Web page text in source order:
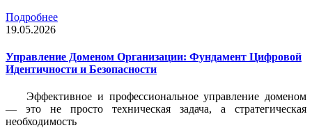
Подробнее
19.05.2026
Управление Доменом Организации: Фундамент Цифровой
Идентичности и Безопасности
Эффективное и профессиональное управление доменом
— это не просто техническая задача, а стратегическая
необходимость